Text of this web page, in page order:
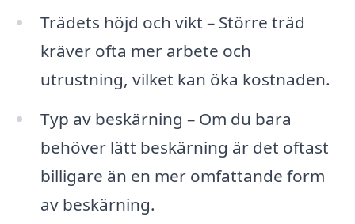
Trädets höjd och vikt – Större träd
kräver ofta mer arbete och
utrustning, vilket kan öka kostnaden.
Typ av beskärning – Om du bara
behöver lätt beskärning är det oftast
billigare än en mer omfattande form
av beskärning.